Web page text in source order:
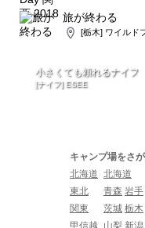
旅が終わる
[栃木] ワイルド
小さくても頼れるナイフ
[ナイフ] ESEE
キャンプ場をさ
北海道 北海道
東北
青森 岩手
関東
茨城 栃木
甲信越
山梨 新潟